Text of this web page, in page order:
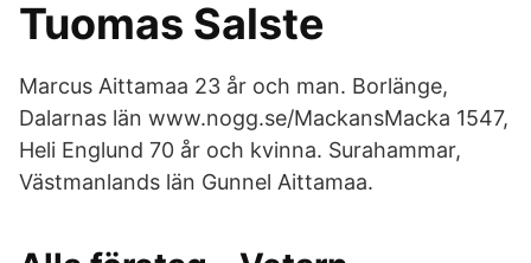
Tuomas Salste
Marcus Aittamaa 23 år och man. Borlänge,
Dalarnas län www.nogg.se/MackansMacka 1547,
Heli Englund 70 år och kvinna. Surahammar,
Västmanlands län Gunnel Aittamaa.